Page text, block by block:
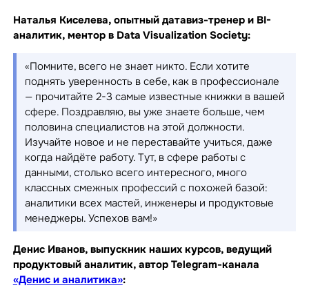
Наталья Киселева, опытный датавиз-тренер и BI-
аналитик, ментор в Data Visualization Society:
«Помните, всего не знает никто. Если хотите
поднять уверенность в себе, как в профессионале
— прочитайте 2-3 самые известные книжки в вашей
сфере. Поздравляю, вы уже знаете больше, чем
половина специалистов на этой должности.
Изучайте новое и не переставайте учиться, даже
когда найдёте работу. Тут, в сфере работы с
данными, столько всего интересного, много
классных смежных профессий с похожей базой:
аналитики всех мастей, инженеры и продуктовые
менеджеры. Успехов вам!»
Денис Иванов, выпускник наших курсов, ведущий
продуктовый аналитик, автор Telegram-канала
«Денис и аналитика»: